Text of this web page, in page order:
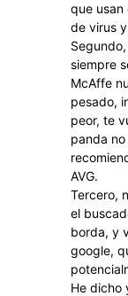
que usan
de virus
siempre
McAffe
pesado,
peor, te
panda
AVG.
Tercero,
el
borda, y
google,
He dicho